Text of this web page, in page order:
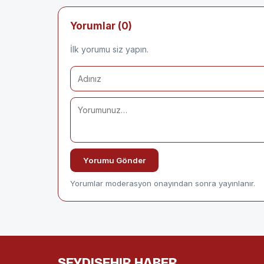
Yorumlar (0)
İlk yorumu siz yapın.
Yorumu Gönder
Yorumlar moderasyon onayından sonra yayınlanır.